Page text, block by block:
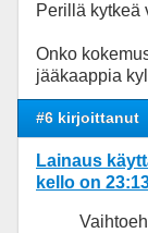
Perillä kytkeä
Onko
jääkaappia
#6 kirjoittanut
Lainaus
kello on